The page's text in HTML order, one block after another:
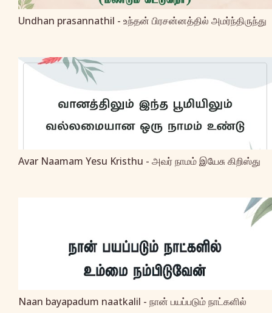
Undhan prasannathil - உந்தன் பிரசன்னத்தில் அமர்ந்திருந்து
Avar Naamam Yesu Kristhu - அவர் நாமம் இயேசு கிறிஸ்து
Naan bayapadum naatkalil - நான் பயப்படும் நாட்களில்